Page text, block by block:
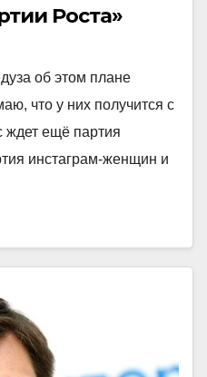
Роста»
об этом плане
что у них получится с
ждет ещё партия
инстаграм-женщин и